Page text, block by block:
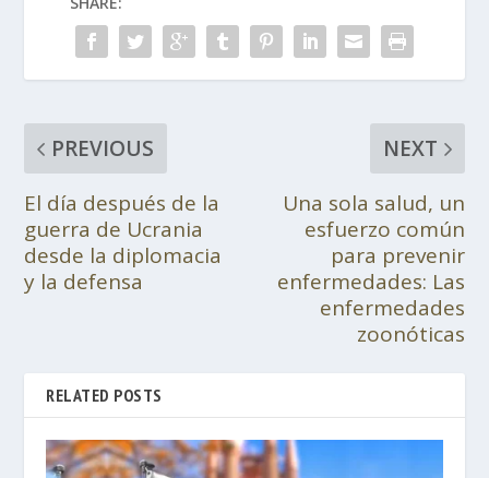
PREVIOUS
El día después de la
guerra de Ucrania
desde la diplomacia
y la defensa
NEXT
Una sola salud, un
esfuerzo común
para prevenir
enfermedades: Las
enfermedades
zoonóticas
RELATED POSTS